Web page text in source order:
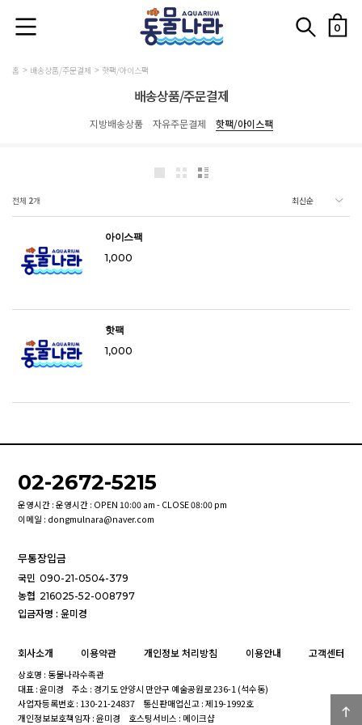
0
홈 배송상품/주문결제 핫팩/아이스팩
배송상품/주문결제
지방배송상품 자유주문결제 핫팩/아이스팩
전체 2개
아이스팩
1,000
핫팩
1,000
02-2672-5215
운영시간 : 운영시간 : OPEN 10:00 am - CLOSE 08:00 pm
이메일 : dongmulnara@naver.com
무통장입금
국민 090-21-0504-379
농협 216025-52-008797
입금자명 : 윤미경
회사소개 이용약관 개인정보 처리방침 이용안내 고객센터
상호명 : 동물나라수족관
대표 : 윤미경
주소 : 경기도 안양시 만안구 예술공원로 236-1 (석수동)
사업자등록번호 : 130-21-24837
통신판매업신고 : 제19-1992호
개인정보보호책임자 : 윤미경
호스팅서비스 : 메이크샵